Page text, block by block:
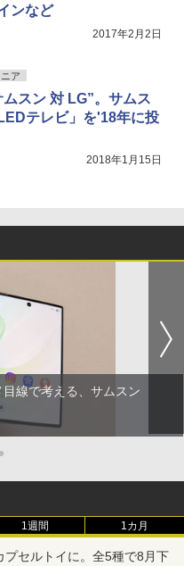
ンなど
2017年2月2日
ア
スン 対 LG”。サムス
テレビ」を'18年に投
2018年1月15日
線で考える、サムスン
1週間 1カ月
セルトイに。全5種で8月下